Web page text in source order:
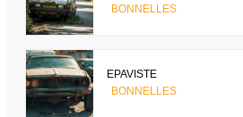
BONNELLES
EPAVISTE
BONNELLES